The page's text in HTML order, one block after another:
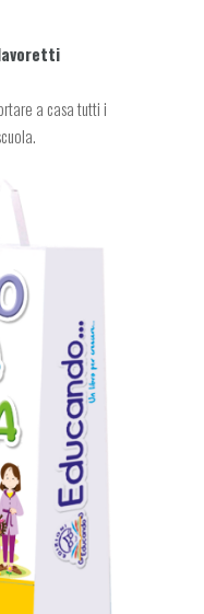
a casa tutti i